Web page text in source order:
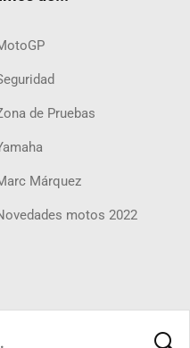
de Pruebas
Márquez
motos 2022